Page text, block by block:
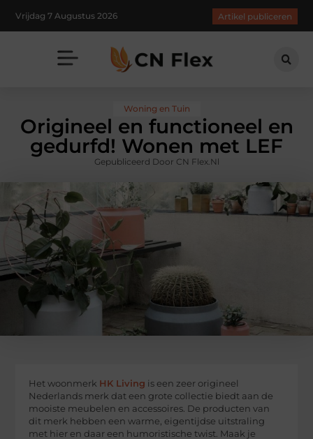
Vrijdag 7 Augustus 2026 Artikel publiceren
Woning en Tuin
Origineel en functioneel en
gedurfd! Wonen met LEF
Gepubliceerd Door CN Flex.nl
Het woonmerk HK Living is een zeer origineel
Nederlands merk dat een grote collectie biedt aan de
mooiste meubelen en accessoires. De producten van
dit merk hebben een warme, eigentijdse uitstraling
met hier en daar een humoristische twist. Maak je